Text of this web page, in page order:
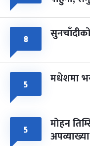
८
५ मधेशमा
५ मोहन